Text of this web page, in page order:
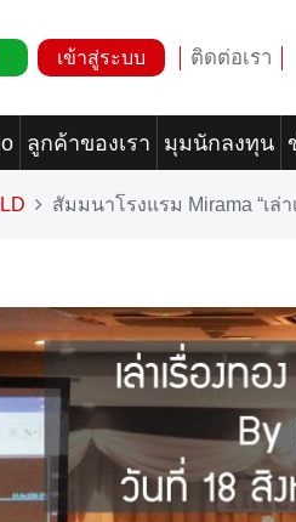
เข้าสู่ระบบ ติดต่อเรา
ลูกค้าของเรา มุมนักลงทุน
สัมมนาโรงแรม Mirama “เล่